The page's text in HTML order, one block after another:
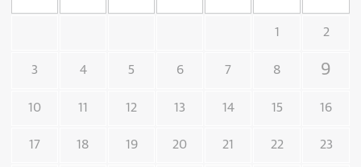
1 2
3 4 5 6 7 8 9
10 11 12 13 14 15 16
17 18 19 20 21 22 23